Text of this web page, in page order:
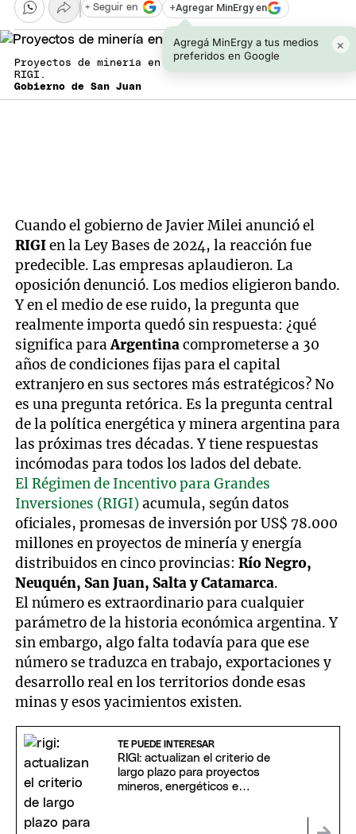
+Agregar MinErgy en
Agregá MinErgy a tus medios
preferidos en Google
×
+ Seguir en
Proyectos de minería en San Juan, adheridos al
RIGI.
Gobierno de San Juan
Cuando el gobierno de Javier Milei anunció el
RIGIen la Ley Bases de 2024, la reacción fue
predecible. Las empresas aplaudieron. La
oposición denunció. Los medios eligieron bando.
Y en el medio de ese ruido, la pregunta que
realmente importa quedó sin respuesta: ¿qué
significa paraArgentinacomprometerse a 30
años de condiciones fijas para el capital
extranjero en sus sectores más estratégicos? No
es una pregunta retórica. Es la pregunta central
de la política energética y minera argentina para
las próximas tres décadas. Y tiene respuestas
incómodas para todos los lados del debate.
El Régimen de Incentivo para Grandes
Inversiones (RIGI)acumula, según datos
oficiales, promesas de inversión por US$ 78.000
millones en proyectos de minería y energía
distribuidos en cinco provincias:Río Negro,
Neuquén, San Juan, Salta y Catamarca.
El número es extraordinario para cualquier
parámetro de la historia económica argentina. Y
sin embargo, algo falta todavía para que ese
número se traduzca en trabajo, exportaciones y
desarrollo real en los territorios donde esas
minas y esos yacimientos existen.
TE PUEDE INTERESAR
RIGI: actualizan el criterio de
largo plazo para proyectos
mineros, energéticos e